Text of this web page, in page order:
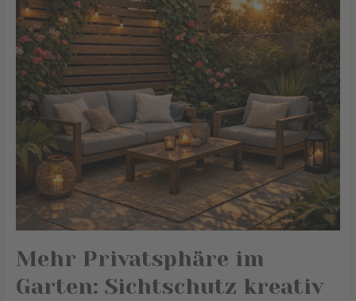
Mehr Privatsphäre im
Garten: Sichtschutz kreativ
kreativ
umgesetzt